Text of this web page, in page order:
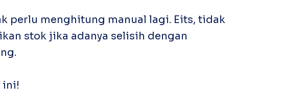
perlu menghitung manual lagi. Eits, tidak
stok jika adanya selisih dengan
ini!